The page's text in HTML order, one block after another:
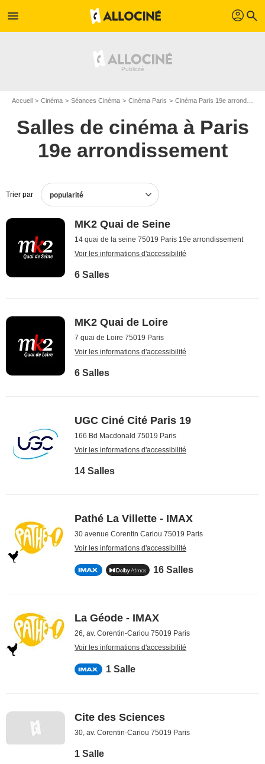
menu profil search
Accueil Cinéma Séances Cinéma Cinéma Paris Cinéma Paris 19e arrondissement
Salles de cinéma à Paris
19e arrondissement
Trier par popularité
MK2 Quai de Seine
14 quai de la seine 75019 Paris 19e arrondissement
Voir les informations d'accessibilité
6 Salles
MK2 Quai de Loire
7 quai de Loire 75019 Paris
Voir les informations d'accessibilité
6 Salles
UGC Ciné Cité Paris 19
166 Bd Macdonald 75019 Paris
Voir les informations d'accessibilité
14 Salles
Pathé La Villette - IMAX
30 avenue Corentin Cariou 75019 Paris
Voir les informations d'accessibilité
16 Salles
La Géode - IMAX
26, av. Corentin-Cariou 75019 Paris
Voir les informations d'accessibilité
1 Salle
Cite des Sciences
30, av. Corentin-Cariou 75019 Paris
1 Salle